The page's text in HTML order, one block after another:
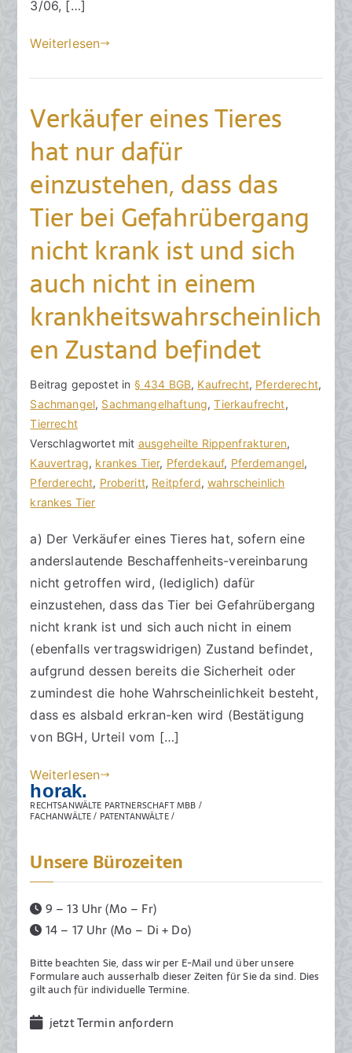
l
e
c
t
1
3
e
b
u
r
2
0
2
0
ist
Rahmen
„neu“/“neu
hergestellt“
und
nicht
eine
nutzungs-,
sondern
auch
rein
lebensaltersbedingte
Steigerung
des
Sachmängelrisikos
zu
berücksichtigen
3/06, […]
Weiterlesen
Verkäufer eines Tieres
hat nur dafür
einzustehen, dass das
Tier bei Gefahrübergang
nicht krank ist und sich
auch nicht in einem
krankheitswahrscheinlich
en Zustand befindet
V
o
n
h
o
r
a
R
e
c
h
a
n
w
ä
l
e
B
e
i
t
r
a
g
e
r
ö
f
n
t
l
i
c
t
a
m
0
e
z
m
b
e
r
Beitrag gepostet in § 434 BGB, Kaufrecht, Pferderecht,
Sachmangel, Sachmangelhaftung,Tierkaufrecht,
Tierrecht
Verschlagwortet mit ausgeheilte Rippenfrakturen,
Kauvertrag, krankes Tier, Pferdekauf, Pferdemangel,
Pferderecht, Proberitt, Reitpferd,wahrscheinlich
krankes Tier
K
e
i
n
e
K
o
m
e
n
t
e
zu
Verkäufer
eines
Tieres
nur
dafür
einzustehen,
das
Gefahrübergang
nicht
ist
und
sich
auch
a) Der Verkäufer eines Tieres hat, sofern eine
anderslautende Beschaffenheits-vereinbarung
nicht getroffen wird, (lediglich) dafür
einzustehen, dass das Tier bei Gefahrübergang
nicht krank ist und sich auch nicht in einem
(ebenfalls vertragswidrigen) Zustand befindet,
aufgrund dessen bereits die Sicherheit oder
zumindest die hohe Wahrscheinlichkeit besteht,
dass es alsbald erkran-ken wird (Bestätigung
von BGH, Urteil vom […]
Weiterlesen
horak.
RECHTSANWÄLTE PARTNERSCHAFT MBB /
FACHANWÄLTE / PATENTANWÄLTE /
Unsere Bürozeiten
9 – 13 Uhr (Mo – Fr)
14 – 17 Uhr (Mo – Di + Do)
Bitte beachten Sie, dass wir per E-Mail und über unsere
Formulare auch ausserhalb dieser Zeiten für Sie da sind. Dies
gilt auch für individuelle Termine.
jetzt Termin anfordern